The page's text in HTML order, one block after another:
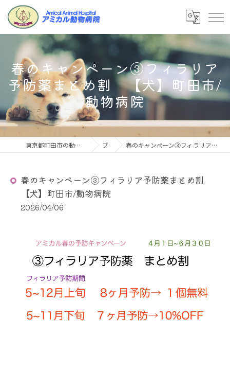
春のキャンペーン③フィラリア
予防薬まとめ割 【犬】町田市/
動物病院
東京都町田市の動物病院ならアミカル動物病院 ブログ 春のキャンペーン③フィラリア予防薬まとめ割 【犬】町田市/動物病院
春のキャンペーン③フィラリア予防薬まとめ割
【犬】町田市/動物病院
2026/04/06